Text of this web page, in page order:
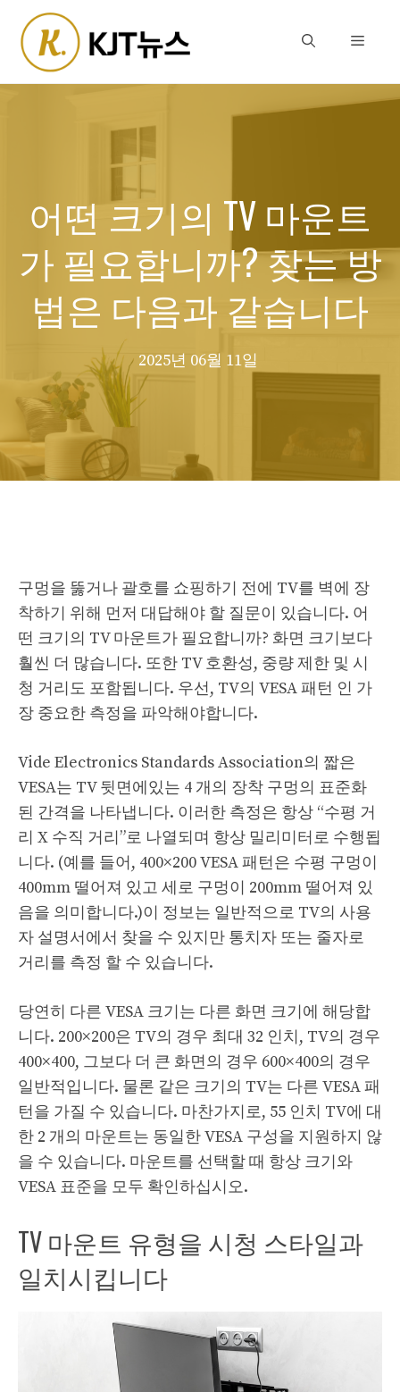
content
Menu
어떤 크기의 TV 마운트
가 필요합니까? 찾는 방
법은 다음과 같습니다
2025년 06월 11일
구멍을 뚫거나 괄호를 쇼핑하기 전에 TV를 벽에 장
착하기 위해 먼저 대답해야 할 질문이 있습니다. 어
떤 크기의 TV 마운트가 필요합니까? 화면 크기보다
훨씬 더 많습니다. 또한 TV 호환성, 중량 제한 및 시
청 거리도 포함됩니다. 우선, TV의 VESA 패턴 인 가
장 중요한 측정을 파악해야합니다.
Vide Electronics Standards Association의 짧은
VESA는 TV 뒷면에있는 4 개의 장착 구멍의 표준화
된 간격을 나타냅니다. 이러한 측정은 항상 “수평 거
리 X 수직 거리”로 나열되며 항상 밀리미터로 수행됩
니다. (예를 들어, 400×200 VESA 패턴은 수평 구멍이
400mm 떨어져 있고 세로 구멍이 200mm 떨어져 있
음을 의미합니다.)이 정보는 일반적으로 TV의 사용
자 설명서에서 찾을 수 있지만 통치자 또는 줄자로
거리를 측정 할 수 있습니다.
당연히 다른 VESA 크기는 다른 화면 크기에 해당합
니다. 200×200은 TV의 경우 최대 32 인치, TV의 경우
400×400, 그보다 더 큰 화면의 경우 600×400의 경우
일반적입니다. 물론 같은 크기의 TV는 다른 VESA 패
턴을 가질 수 있습니다. 마찬가지로, 55 인치 TV에 대
한 2 개의 마운트는 동일한 VESA 구성을 지원하지 않
을 수 있습니다. 마운트를 선택할 때 항상 크기와
VESA 표준을 모두 확인하십시오.
TV 마운트 유형을 시청 스타일과
일치시킵니다